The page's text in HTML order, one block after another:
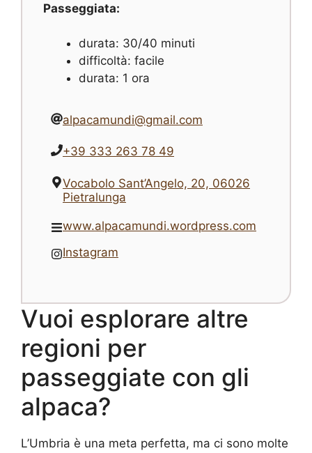
Passeggiata:
durata: 30/40 minuti
difficoltà: facile
durata: 1 ora
alpacamundi@gmail.com
+39 333 263 78 49
Vocabolo Sant’Angelo, 20, 06026
Pietralunga
www.alpacamundi.wordpress.com
Instagram
Vuoi esplorare altre
regioni per
passeggiate con gli
alpaca?
L’Umbria è una meta perfetta, ma ci sono molte